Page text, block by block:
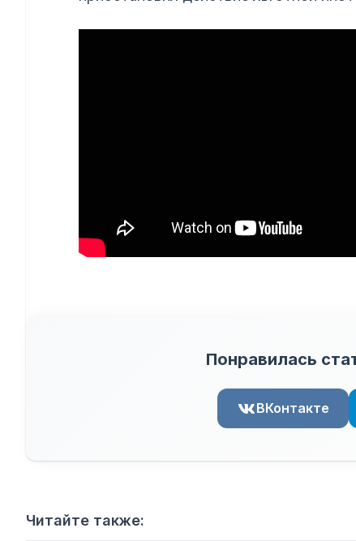
Понравилась
ВКонтакте
Читайте также: